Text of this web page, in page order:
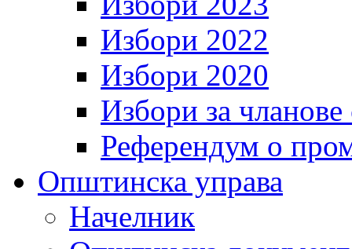
Избори 2022
Избори 2020
Избори за
Референдум о
Општинска управа
Начелник